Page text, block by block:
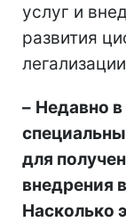
услуг и
развития
– Недавно
для
внедрения
Насколько